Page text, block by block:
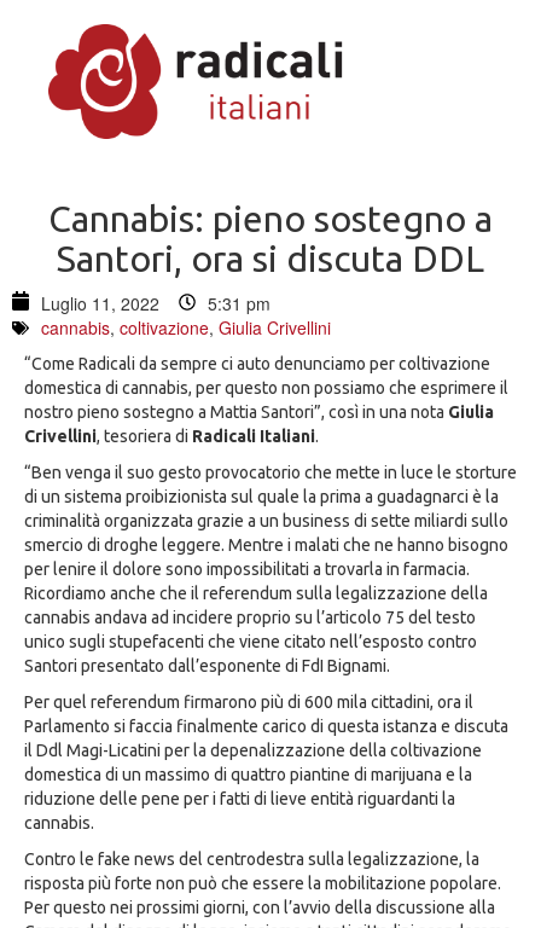
Cannabis: pieno sostegno a
Santori, ora si discuta DDL
Luglio 11, 2022
5:31 pm
cannabis, coltivazione, Giulia Crivellini
“Come Radicali da sempre ci auto denunciamo per coltivazione
domestica di cannabis, per questo non possiamo che esprimere il
nostro pieno sostegno a Mattia Santori”, così in una nota Giulia
Crivellini, tesoriera di Radicali Italiani.
“Ben venga il suo gesto provocatorio che mette in luce le storture
di un sistema proibizionista sul quale la prima a guadagnarci è la
criminalità organizzata grazie a un business di sette miliardi sullo
smercio di droghe leggere. Mentre i malati che ne hanno bisogno
per lenire il dolore sono impossibilitati a trovarla in farmacia.
Ricordiamo anche che il referendum sulla legalizzazione della
cannabis andava ad incidere proprio su l’articolo 75 del testo
unico sugli stupefacenti che viene citato nell’esposto contro
Santori presentato dall’esponente di FdI Bignami.
Per quel referendum firmarono più di 600 mila cittadini, ora il
Parlamento si faccia finalmente carico di questa istanza e discuta
il Ddl Magi-Licatini per la depenalizzazione della coltivazione
domestica di un massimo di quattro piantine di marijuana e la
riduzione delle pene per i fatti di lieve entità riguardanti la
cannabis.
Contro le fake news del centrodestra sulla legalizzazione, la
risposta più forte non può che essere la mobilitazione popolare.
Per questo nei prossimi giorni, con l’avvio della discussione alla